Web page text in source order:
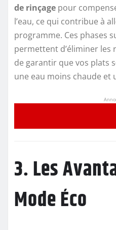
de rinçage pour
l’eau, ce qui contribue à
programme. Ces phases
permettent d’éliminer les
de garantir que vos plats
une eau moins chaude et
3. Les
Mode Éco